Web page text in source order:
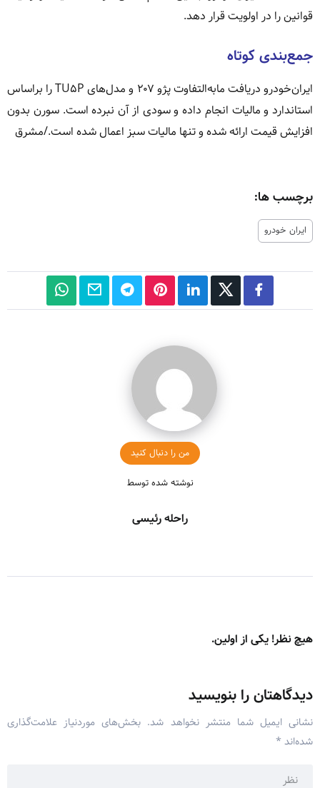
قوانین را در اولویت قرار دهد.
جمع‌بندی کوتاه
ایران‌خودرو دریافت مابه‌التفاوت پژو ۲۰۷ و مدل‌های TU۵P را براساس
استاندارد و مالیات انجام داده و سودی از آن نبرده است. سورن بدون
افزایش قیمت ارائه شده و تنها مالیات سبز اعمال شده است./مشرق
برچسب ها:
ایران خودرو
من را دنبال کنید
نوشته شده توسط
راحله رئیسی
هیچ نظر! یکی از اولین.
دیدگاهتان را بنویسید
نشانی ایمیل شما منتشر نخواهد شد. بخش‌های موردنیاز علامت‌گذاری
شده‌اند *